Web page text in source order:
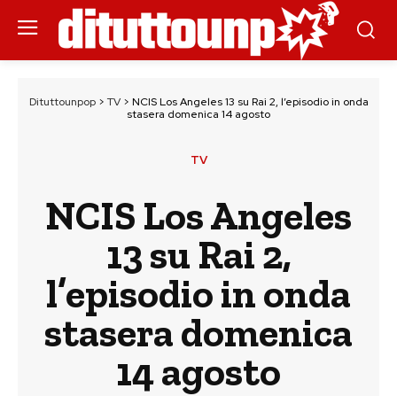
Dituttounpop> TV> NCIS Los Angeles 13 su Rai 2, l’episodio in onda
stasera domenica 14 agosto
TV
NCIS Los Angeles
13 su Rai 2,
l’episodio in onda
stasera domenica
14 agosto